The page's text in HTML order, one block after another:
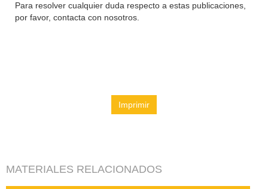
Para resolver cualquier duda respecto a estas publicaciones,
por favor, contacta con nosotros.
Imprimir
MATERIALES RELACIONADOS